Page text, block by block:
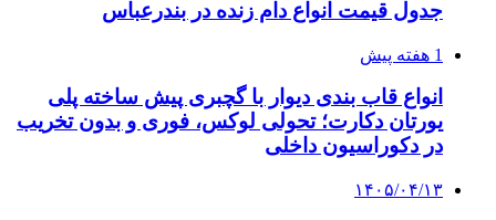
جدول قیمت انواع دام زنده در بندرعباس
1 هفته پیش
انواع قاب بندی دیوار با گچبری پیش ساخته پلی
یورتان دکارت؛ تحولی لوکس، فوری و بدون تخریب
در دکوراسیون داخلی
۱۴۰۵/۰۴/۱۳